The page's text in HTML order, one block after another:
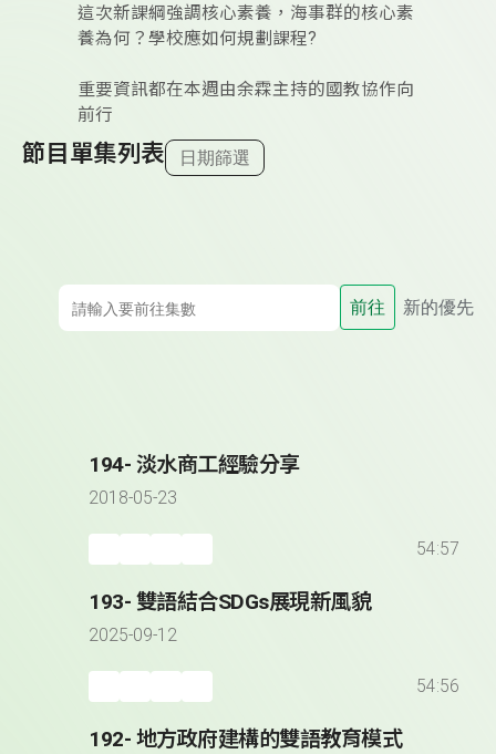
這次新課綱強調核心素養，海事群的核心素
養為何？學校應如何規劃課程?
重要資訊都在本週由余霖主持的國教協作向
前行
節目單集列表 日期篩選
前往 新的優先
194- 淡水商工經驗分享
2018-05-23
54:57
193- 雙語結合SDGs展現新風貌
2025-09-12
54:56
192- 地方政府建構的雙語教育模式